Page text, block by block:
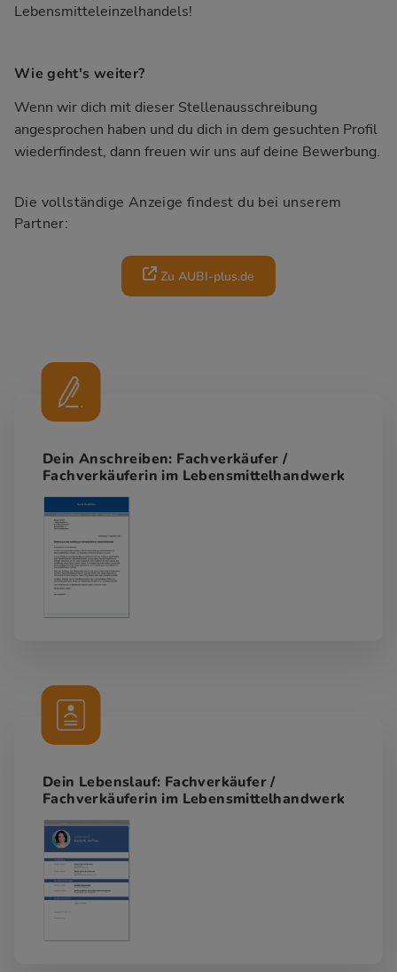
Lebensmitteleinzelhandels!
Wie geht's weiter?
Wenn wir dich mit dieser Stellenausschreibung
angesprochen haben und du dich in dem gesuchten Profil
wiederfindest, dann freuen wir uns auf deine Bewerbung.
Die vollständige Anzeige findest du bei unserem
Partner:
Zu AUBI-plus.de
Dein Anschreiben: Fachverkäufer /
Fachverkäuferin im Lebensmittelhandwerk
Dein Lebenslauf: Fachverkäufer /
Fachverkäuferin im Lebensmittelhandwerk